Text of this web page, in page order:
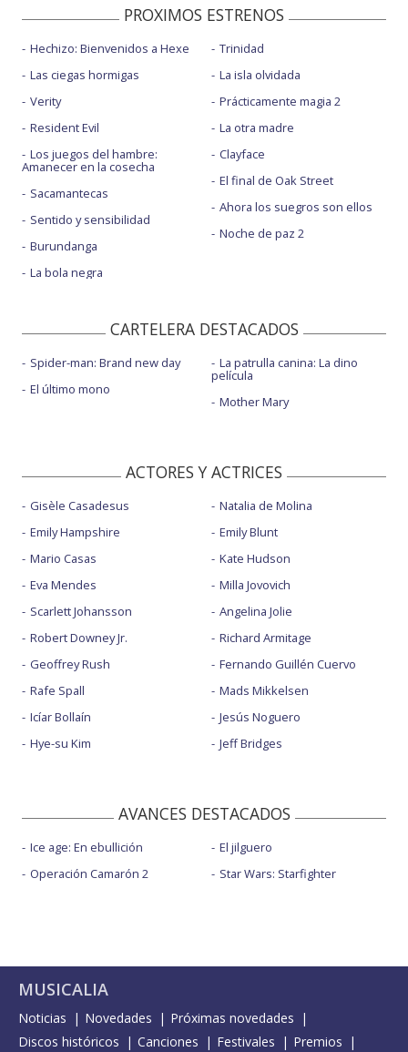
PROXIMOS ESTRENOS
Hechizo: Bienvenidos a Hexe
Las ciegas hormigas
Verity
Resident Evil
Los juegos del hambre:
Amanecer en la cosecha
Sacamantecas
Sentido y sensibilidad
Burundanga
La bola negra
Trinidad
La isla olvidada
Prácticamente magia 2
La otra madre
Clayface
El final de Oak Street
Ahora los suegros son ellos
Noche de paz 2
CARTELERA DESTACADOS
Spider-man: Brand new day
El último mono
La patrulla canina: La dino
película
Mother Mary
ACTORES Y ACTRICES
Gisèle Casadesus
Emily Hampshire
Mario Casas
Eva Mendes
Scarlett Johansson
Robert Downey Jr.
Geoffrey Rush
Rafe Spall
Icíar Bollaín
Hye-su Kim
Natalia de Molina
Emily Blunt
Kate Hudson
Milla Jovovich
Angelina Jolie
Richard Armitage
Fernando Guillén Cuervo
Mads Mikkelsen
Jesús Noguero
Jeff Bridges
AVANCES DESTACADOS
Ice age: En ebullición
Operación Camarón 2
El jilguero
Star Wars: Starfighter
MUSICALIA
Noticias Novedades
Próximas novedades
Discos históricos
Canciones Festivales
Premios